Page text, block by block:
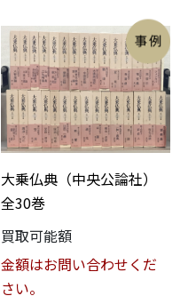
大乗仏典（中央公論社）
全30巻
買取可能額
金額はお問い合わせくだ
さい。